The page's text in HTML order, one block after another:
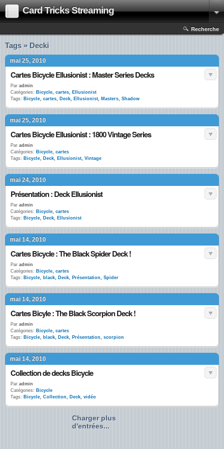
Card Tricks Streaming
Recherche
Tags » Decki
mai 25, 2010
Cartes Bicycle Ellusionist : Master Series Decks
Par admin
Catégories: Bicycle, cartes, Ellusionist
Tags: Bicycle, cartes, Deck, Ellusionist, Masters, Shadow
mai 25, 2010
Cartes Bicycle Ellusionist : 1800 Vintage Series
Par admin
Catégories: Bicycle, cartes
Tags: Bicycle, Deck, Ellusionist, Vintage
mai 24, 2010
Présentation : Deck Ellusionist
Par admin
Catégories: Bicycle, cartes
Tags: Bicycle, Deck, Ellusionist
mai 14, 2010
Cartes Bicycle : The Black Spider Deck !
Par admin
Catégories: Bicycle, cartes
Tags: Bicycle, black, Deck, Présentation, Spider
mai 14, 2010
Cartes Bicyle : The Black Scorpion Deck !
Par admin
Catégories: Bicycle, cartes
Tags: Bicycle, black, Deck, Présentation, scorpion
mai 14, 2010
Collection de decks Bicycle
Par admin
Catégories: Bicycle
Tags: Bicycle, Collection, Deck, vidéo
Charger plus
d'entrées...